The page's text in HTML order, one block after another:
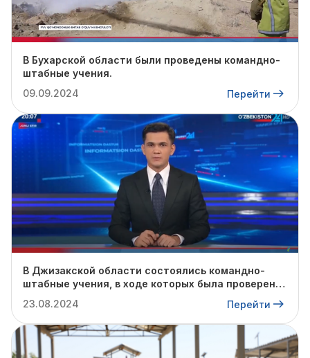
В Бухарской области были проведены командно-
штабные учения.
09.09.2024
Перейти
В Джизакской области состоялись командно-
штабные учения, в ходе которых была проверена
осенне-зимнему сезону.
23.08.2024 Перейти